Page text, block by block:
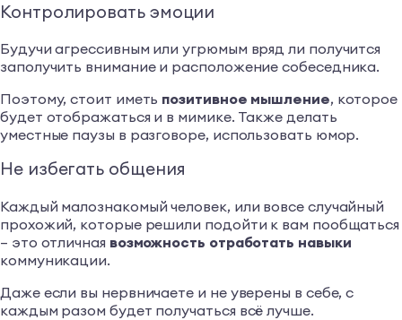
Контролировать эмоции
Будучи агрессивным или угрюмым вряд ли получится
заполучить внимание и расположение собеседника.
Поэтому, стоит иметь позитивное мышление, которое
будет отображаться и в мимике. Также делать
уместные паузы в разговоре, использовать юмор.
Не избегать общения
Каждый малознакомый человек, или вовсе случайный
прохожий, которые решили подойти к вам пообщаться
– это отличная возможность отработать навыки
коммуникации.
Даже если вы нервничаете и не уверены в себе, с
каждым разом будет получаться всё лучше.